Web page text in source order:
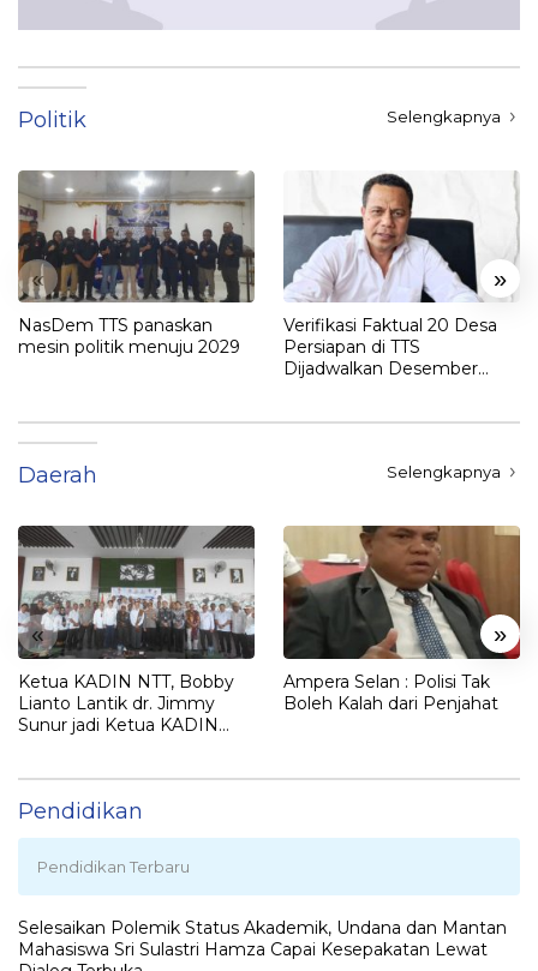
Politik Selengkapnya
« »
NasDem TTS panaskan
mesin politik menuju 2029
Verifikasi Faktual 20 Desa
Persiapan di TTS
Dijadwalkan Desember
Daerah Selengkapnya
« »
Ketua KADIN NTT, Bobby
Lianto Lantik dr. Jimmy
Sunur jadi Ketua KADIN
Ampera Selan : Polisi Tak
Boleh Kalah dari Penjahat
Pendidikan
Pendidikan Terbaru
Selesaikan Polemik Status Akademik, Undana dan Mantan
Mahasiswa Sri Sulastri Hamza Capai Kesepakatan Lewat